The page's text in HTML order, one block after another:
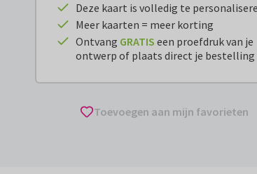
Deze kaart is volledig te
Meer kaarten = meer korting
Ontvang GRATIS een proefdruk van je
ontwerp of plaats direct je bestelling
Toevoegen aan mijn favorieten